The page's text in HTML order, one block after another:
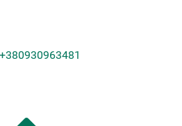
+380930963481